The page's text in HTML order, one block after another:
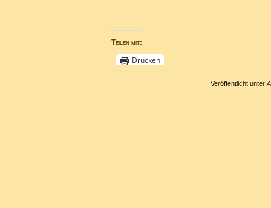
Teilen mit:
Drucken
Veröffentlicht unter